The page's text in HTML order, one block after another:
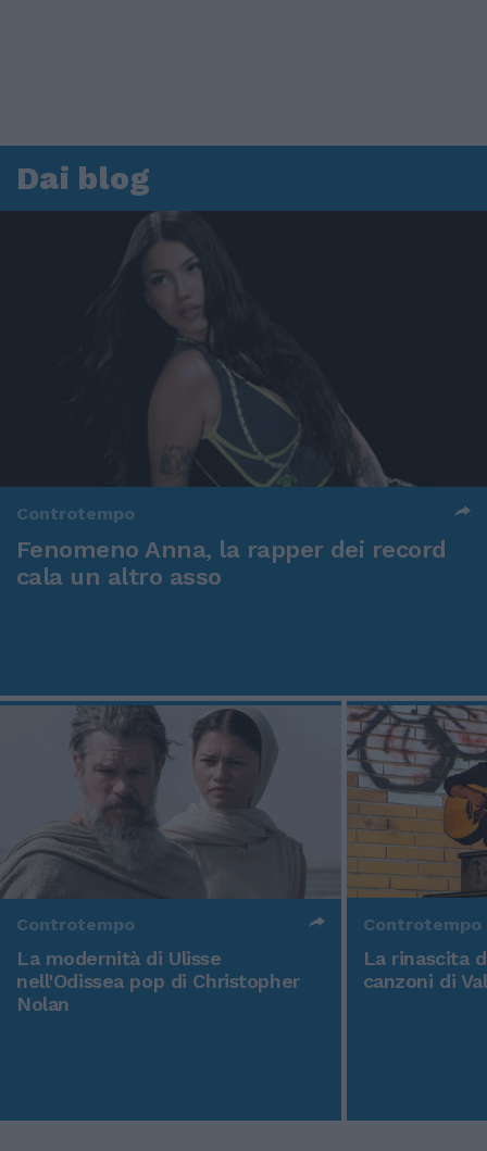
Dai blog
Controtempo
Fenomeno Anna, la rapper dei record
cala un altro asso
Controtempo
La modernità di Ulisse
nell'Odissea pop di Christopher
Nolan
Controtempo
La rinascita
canzoni di